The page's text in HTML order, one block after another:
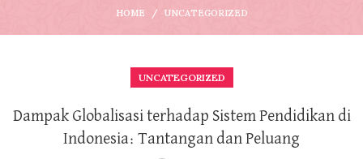
HOME UNCATEGORIZED
UNCATEGORIZED
Dampak Globalisasi terhadap Sistem Pendidikan di
Indonesia: Tantangan dan Peluang